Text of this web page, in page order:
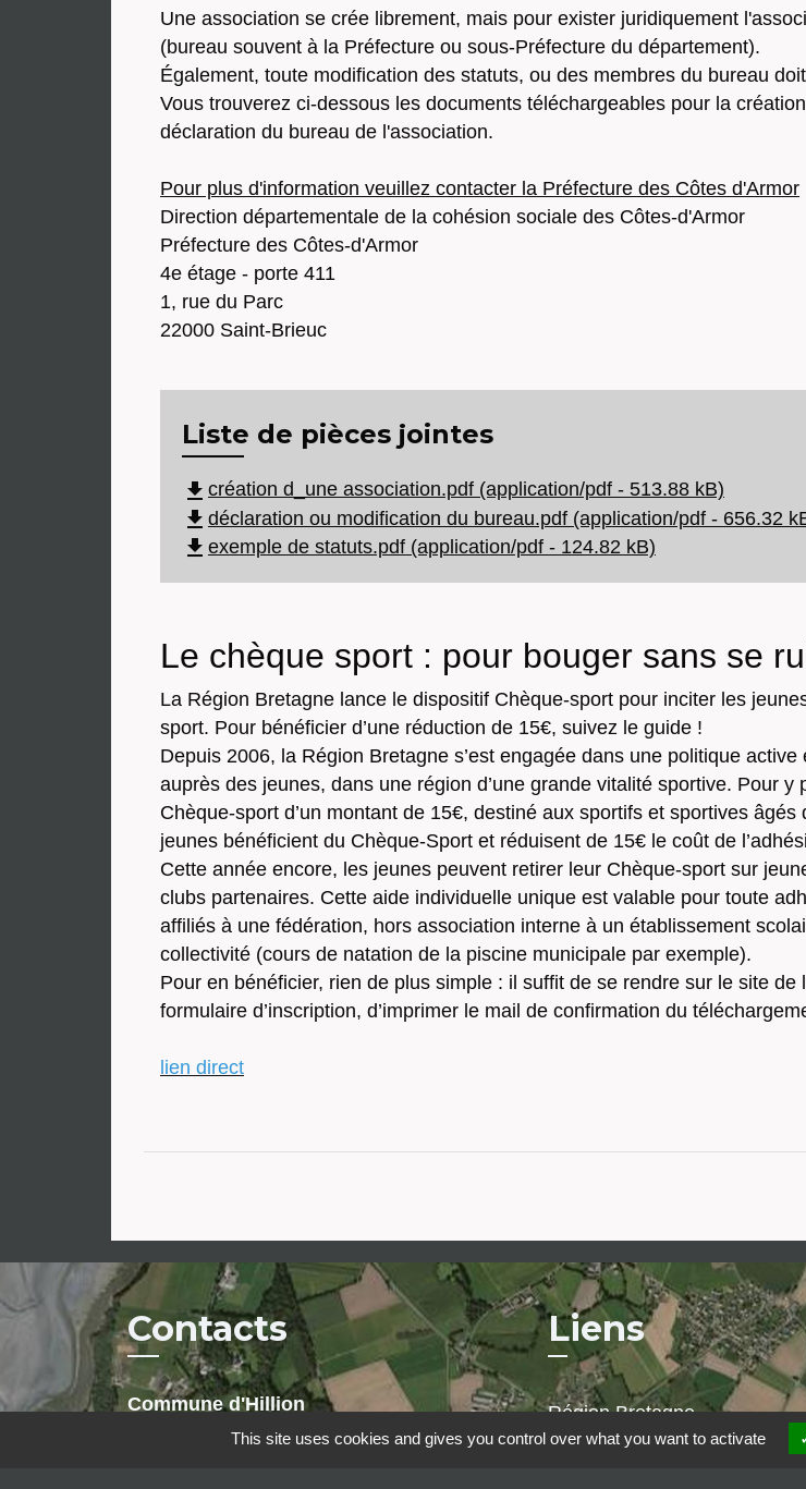
Une association se crée librement, mais pour exister juridiquement
(bureau souvent à la Préfecture ou sous-Préfecture du département).
Également, toute modification des statuts, ou des membres du bureau
Vous trouverez ci-dessous les documents téléchargeables pour la
déclaration du bureau de l'association.
Pour plus d'information veuillez contacter la Préfecture des Côtes d'Armor
Direction départementale de la cohésion sociale des Côtes-d'Armor
Préfecture des Côtes-d'Armor
4e étage - porte 411
1, rue du Parc
22000 Saint-Brieuc
Liste de pièces jointes
file_download création d_une association.pdf (application/pdf - 513.88 kB)
file_download déclaration ou modification du bureau.pdf (application/pdf - 656.32
file_download exemple de statuts.pdf (application/pdf - 124.82 kB)
Le chèque sport : pour bouger sans se
La Région Bretagne lance le dispositif Chèque-sport pour inciter les
sport. Pour bénéficier d’une réduction de 15€, suivez le guide !
Depuis 2006, la Région Bretagne s’est engagée dans une politique
auprès des jeunes, dans une région d’une grande vitalité sportive. Pour
Chèque-sport d’un montant de 15€, destiné aux sportifs et sportives
jeunes bénéficient du Chèque-Sport et réduisent de 15€ le coût de
Cette année encore, les jeunes peuvent retirer leur Chèque-sport sur
clubs partenaires. Cette aide individuelle unique est valable pour toute
affiliés à une fédération, hors association interne à un établissement
collectivité (cours de natation de la piscine municipale par exemple).
Pour en bénéficier, rien de plus simple : il suffit de se rendre sur le site
formulaire d’inscription, d’imprimer le mail de confirmation du
lien direct
Contacts
Commune d'Hillion
2, rue de la Tour du Fa
Liens
Région Bretagne
Département des Côtes
This site uses cookies and gives you control over what you want to activate